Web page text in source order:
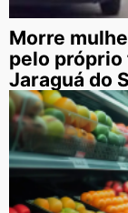
Morre
pelo
Jaraguá do